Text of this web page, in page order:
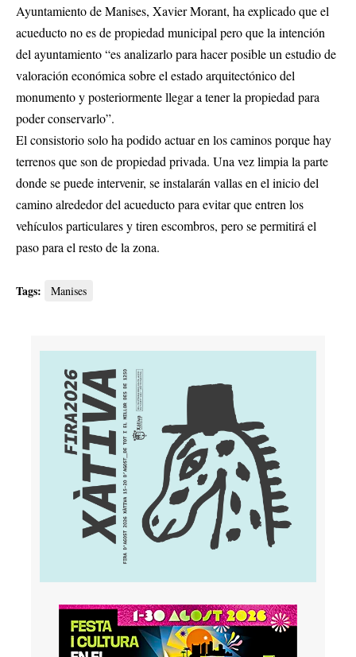
Ayuntamiento de Manises, Xavier Morant, ha explicado que el
acueducto no es de propiedad municipal pero que la intención
del ayuntamiento “es analizarlo para hacer posible un estudio de
valoración económica sobre el estado arquitectónico del
monumento y posteriormente llegar a tener la propiedad para
poder conservarlo”.
El consistorio solo ha podido actuar en los caminos porque hay
terrenos que son de propiedad privada. Una vez limpia la parte
donde se puede intervenir, se instalarán vallas en el inicio del
camino alrededor del acueducto para evitar que entren los
vehículos particulares y tiren escombros, pero se permitirá el
paso para el resto de la zona.
Tags: Manises